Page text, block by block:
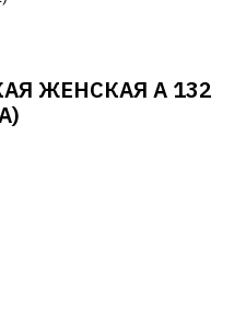
ЖЕНСКАЯ А 132